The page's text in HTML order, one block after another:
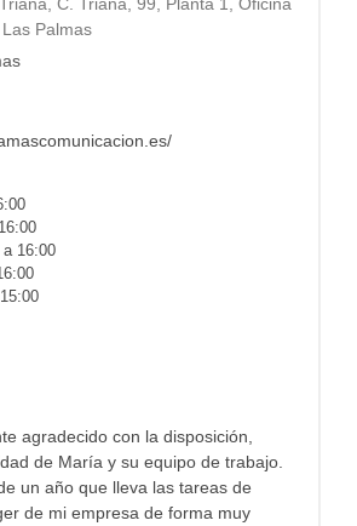
Palmas
16:00
agradecido con la disposición,
de María y su equipo de trabajo.
un año que lleva las tareas de
de mi empresa de forma muy